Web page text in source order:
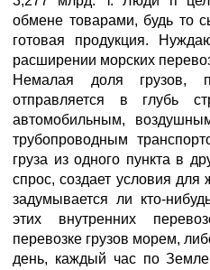
обмене товарами, будь то
готовая продукция.
расширении морских
Немалая доля грузов,
отправляется в глубь
автомобильным,
трубопроводным
груза из одного пункта в
спрос, создает условия
задумывается ли кто-
этих внутренних
перевозке грузов морем,
день, каждый час по